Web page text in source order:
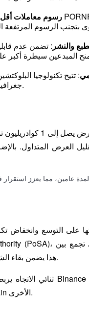
رسوم معاملات أقل
والنشر
جغرافياً. وهذا يفتح الفرص لمبدعي المحتوى للبالغين من جميع أنحاء العالم.
Stake وProof-of-Authority. هذا يضمن بقاء الشبكة آمنة وفعالة مع الحفاظ على اللامركزية.
وEthereum، مما يجعل المنصة أكثر مرونة وانفتاحًا على أنظمة blockchain الأخرى.